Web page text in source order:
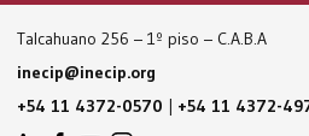
Talcahuano 256 – 1º piso – C.A.B.A
inecip@inecip.org
+54 11 4372-0570 | +54 11 4372-